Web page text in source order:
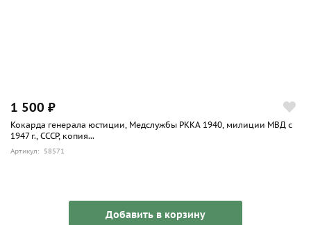
1 500 ₽
Кокарда генерала юстиции, Медслужбы РККА 1940, милиции МВД с
1947 г., СССР, копия...
Артикул: 58571
Добавить в корзину